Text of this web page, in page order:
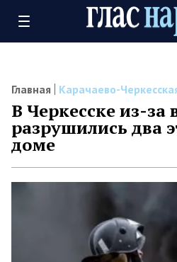
Главная Карачаево-
В Черкесске из-за
разрушились два
доме